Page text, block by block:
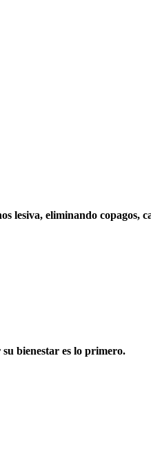
eliminando copagos,
su bienestar es lo primero.